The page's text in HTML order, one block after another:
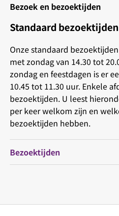
Bezoek en bezoektijden
Standaard bezoektijden
Onze standaard
met zondag van 14.30 tot
zondag en feestdagen is er
10.45 tot 11.30 uur. Enkele
bezoektijden. U leest
per keer welkom zijn en
bezoektijden hebben.
Bezoektijden